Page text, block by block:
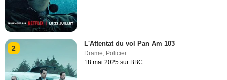
2
L'Attentat du vol Pan Am 103
Drame, Policier
18 mai 2025 sur BBC